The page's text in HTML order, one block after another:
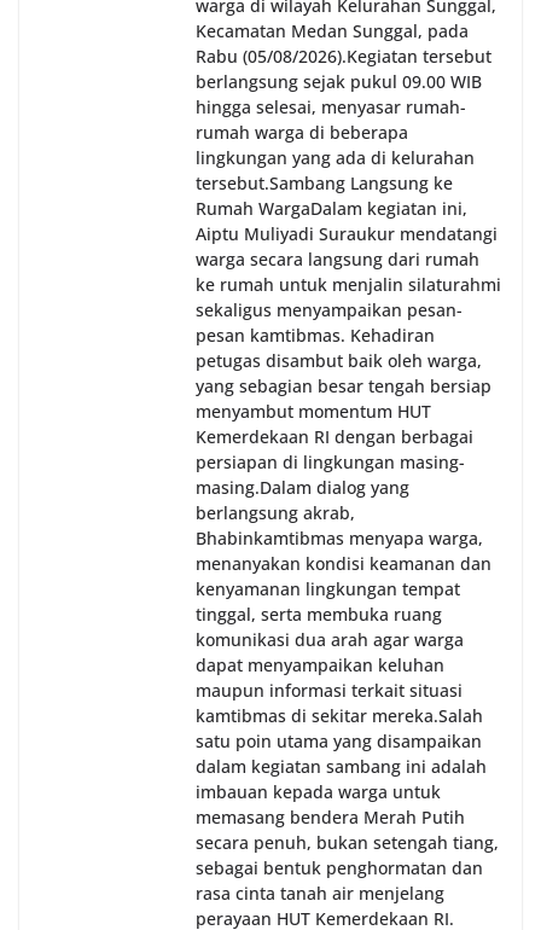
warga di wilayah Kelurahan Sunggal,
Kecamatan Medan Sunggal, pada
Rabu (05/08/2026).‎‎Kegiatan tersebut
berlangsung sejak pukul 09.00 WIB
hingga selesai, menyasar rumah-
rumah warga di beberapa
lingkungan yang ada di kelurahan
tersebut.‎Sambang Langsung ke
Rumah Warga‎Dalam kegiatan ini,
Aiptu Muliyadi Suraukur mendatangi
warga secara langsung dari rumah
ke rumah untuk menjalin silaturahmi
sekaligus menyampaikan pesan-
pesan kamtibmas. Kehadiran
petugas disambut baik oleh warga,
yang sebagian besar tengah bersiap
menyambut momentum HUT
Kemerdekaan RI dengan berbagai
persiapan di lingkungan masing-
masing.‎Dalam dialog yang
berlangsung akrab,
Bhabinkamtibmas menyapa warga,
menanyakan kondisi keamanan dan
kenyamanan lingkungan tempat
tinggal, serta membuka ruang
komunikasi dua arah agar warga
dapat menyampaikan keluhan
maupun informasi terkait situasi
kamtibmas di sekitar mereka.‎‎‎Salah
satu poin utama yang disampaikan
dalam kegiatan sambang ini adalah
imbauan kepada warga untuk
memasang bendera Merah Putih
secara penuh, bukan setengah tiang,
sebagai bentuk penghormatan dan
rasa cinta tanah air menjelang
perayaan HUT Kemerdekaan RI.